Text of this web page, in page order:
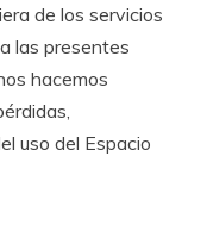
de los servicios
las presentes
hacemos
uso del Espacio